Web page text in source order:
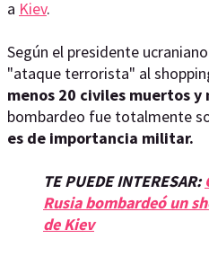
a Kiev.
Según el presidente ucraniano
"ataque terrorista" al
menos 20 civiles muertos y
bombardeo fue totalmente
es de importancia militar.
TE PUEDE INTERESAR:
Rusia bombardeó un
de Kiev